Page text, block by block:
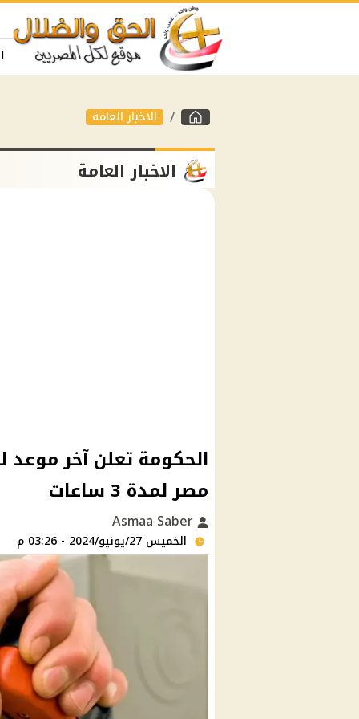
الاخبار العامة
الاخبار العامة
الحكومة تعلن آخر
مصر لمدة 3 ساعات
الخميس 27/يونيو/2024 - 03:26 م